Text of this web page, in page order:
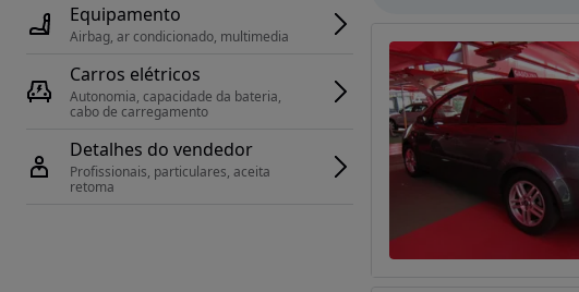
Equipamento
Airbag, ar condicionado, multimedia
Carros elétricos
Autonomia, capacidade da bateria,
cabo de carregamento
Detalhes do vendedor
Profissionais, particulares, aceita
retoma